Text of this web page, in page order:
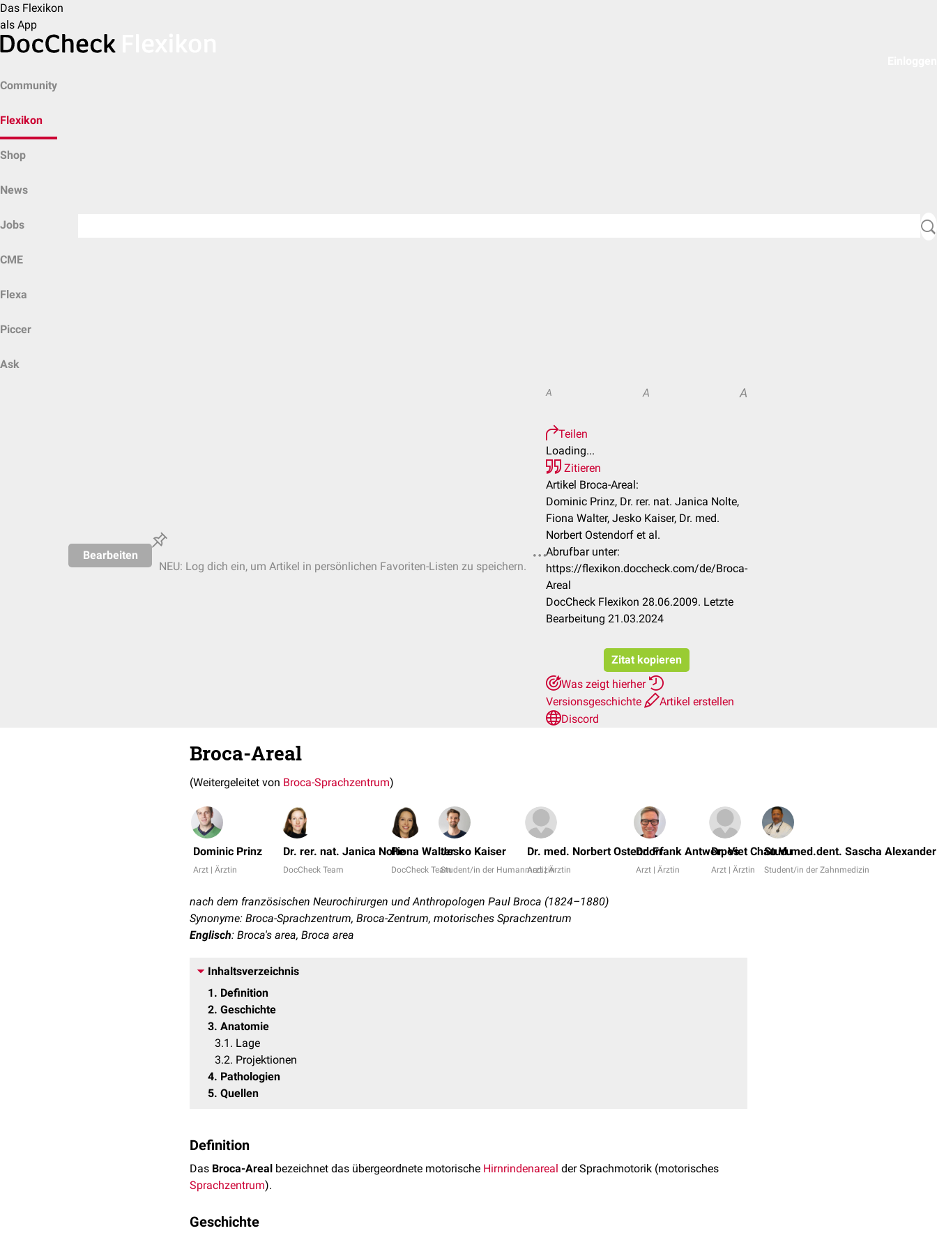
Das Flexikon
als App
Community
Flexikon
Shop
News
Jobs
CME
Flexa
Piccer
Ask
Bearbeiten
NEU: Log dich ein, um Artikel in persönlichen Favoriten-Listen zu speichern.
A A A
Teilen
Loading...
Zitieren
Artikel Broca-Areal:
Dominic Prinz, Dr. rer. nat. Janica Nolte,
Fiona Walter, Jesko Kaiser, Dr. med.
Norbert Ostendorf et al.
Abrufbar unter:
https://flexikon.doccheck.com/de/Broca-
Areal
DocCheck Flexikon 28.06.2009. Letzte
Bearbeitung 21.03.2024
Zitat kopieren
Was zeigt hierher
Versionsgeschichte
Artikel erstellen
Discord
Broca-Areal
(Weitergeleitet von Broca-Sprachzentrum)
Dominic Prinz
Arzt | Ärztin
Dr. rer. nat. Janica Nolte
DocCheck Team
Fiona Walter
DocCheck Team
Jesko Kaiser
Student/in der Humanmedizin
Dr. med. Norbert Ostendorf
Arzt | Ärztin
Dr. Frank Antwerpes
Arzt | Ärztin
Dr. Viet Chau Vu
Arzt | Ärztin
Stud.med.dent. Sascha
Student/in der Zahnmedizin
nach dem französischen Neurochirurgen und Anthropologen Paul Broca (1824–1880)
Synonyme: Broca-Sprachzentrum, Broca-Zentrum, motorisches Sprachzentrum
Englisch: Broca's area, Broca area
Inhaltsverzeichnis
1
Definition
2 Geschichte
3 Anatomie
3.1
Lage
3.2 Projektionen
4 Pathologien
5 Quellen
Definition
Das Broca-Areal bezeichnet das übergeordnete motorische Hirnrindenareal der Sprachmotorik (motorisches
Sprachzentrum).
Geschichte